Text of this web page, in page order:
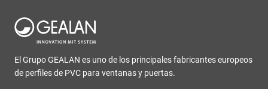
El Grupo GEALAN es uno de los principales fabricantes europeos
de perfiles de PVC para ventanas y puertas.